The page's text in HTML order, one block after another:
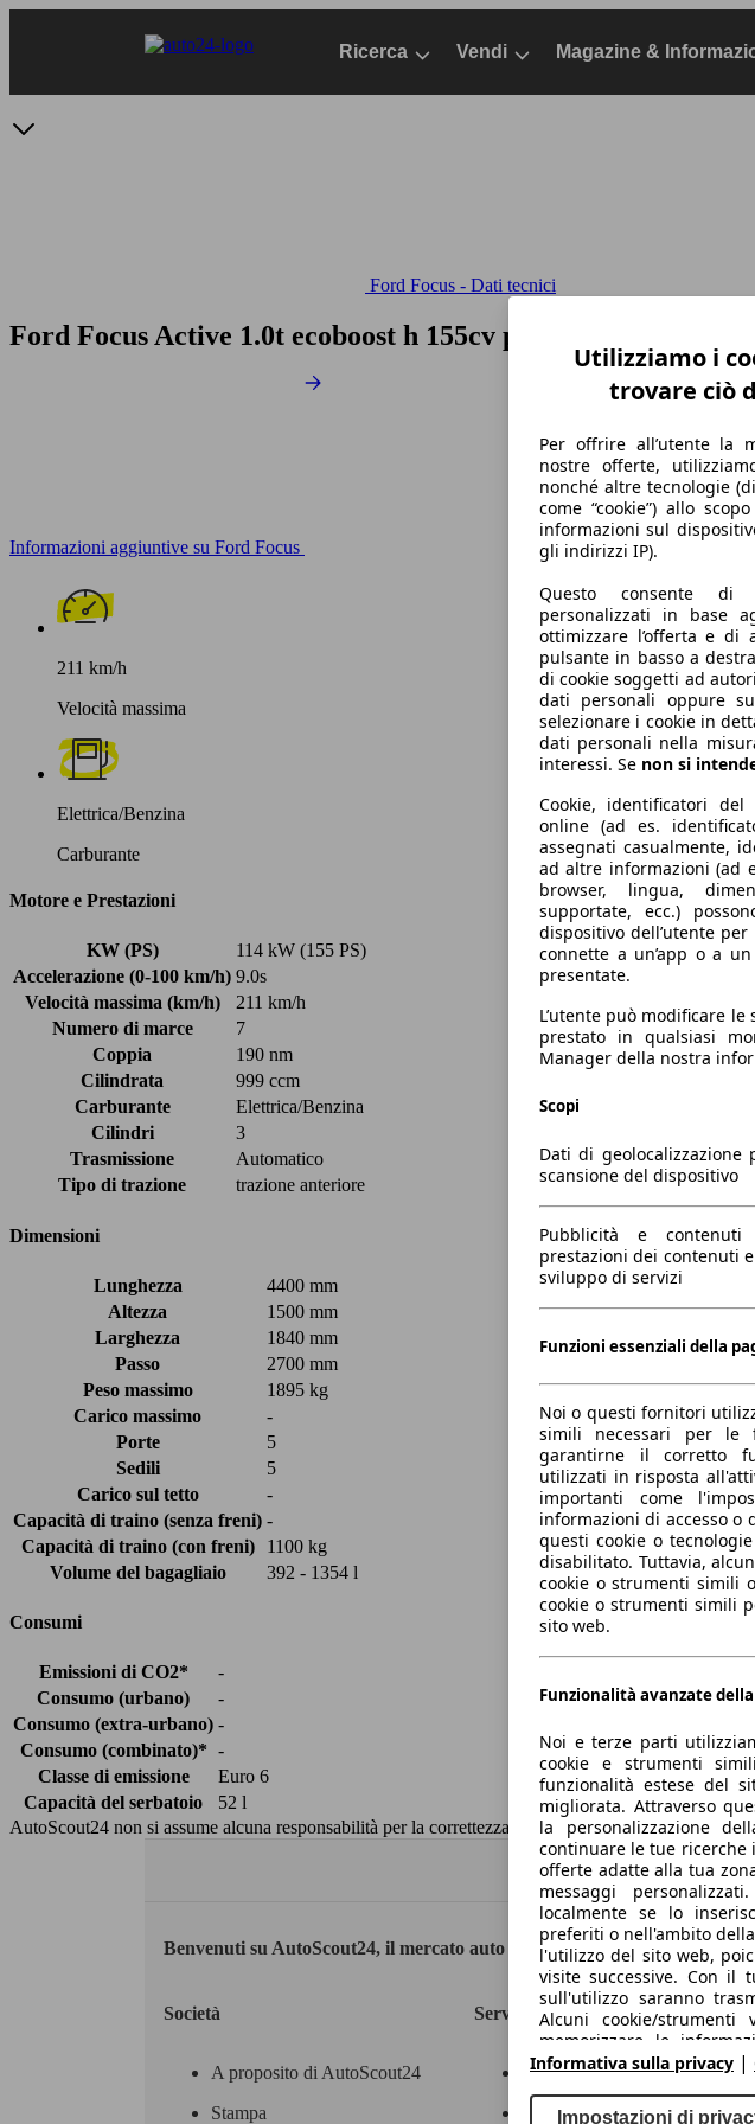
Ricerca Vendi Magazine &
Ford Focus - Dati tecnici
Ford Focus Active 1.0t ecoboost h 155cv powershift Active
Informazioni aggiuntive su Ford Focus
211 km/h
Velocità massima
Elettrica/Benzina
Carburante
Motore e Prestazioni
KW (PS)
114 kW (155 PS)
Accelerazione (0-100 km/h) 9.0s
Velocità massima (km/h)
211 km/h
Numero di marce
7
Coppia
190 nm
Cilindrata
999 ccm
Carburante
Elettrica/Benzina
Cilindri
3
Trasmissione
Automatico
Tipo di trazione
trazione anteriore
Dimensioni
Lunghezza
4400 mm
Altezza
1500 mm
Larghezza
1840 mm
Passo
2700 mm
Peso massimo
1895 kg
Carico massimo
-
Porte
5
Sedili
5
Carico sul tetto
-
Capacità di traino (senza freni) -
Capacità di traino (con freni)
1100 kg
Volume del bagagliaio
392 - 1354 l
Consumi
Emissioni di CO2*
-
Consumo (urbano)
-
Consumo (extra-urbano) -
Consumo (combinato)* -
Classe di emissione
Euro 6
Capacità del serbatoio
52 l
AutoScout24 non si assume alcuna responsabilità per la correttezza dei dati.
Benvenuti su AutoScout24, il mercato auto europeo.
Società
A proposito di AutoScout24
Stampa
Servizi
Contatti
Marche e modelli
Utilizziamo i
trovare ciò
Per offrire all’utente la
nostre offerte,
nonché altre tecnologie
come “cookie”) allo
informazioni sul
gli indirizzi IP).
Questo consente di
personalizzati in base
ottimizzare l’offerta e di
pulsante in basso a
di cookie soggetti ad
dati personali oppure
selezionare i cookie in
dati personali nella
interessi. Se non si
Cookie, identificatori
online (ad es.
assegnati casualmente,
ad altre informazioni (ad
browser, lingua,
supportate, ecc.)
dispositivo dell’utente
connette a un’app o a
presentate.
L’utente può modificare
prestato in qualsiasi
Manager della nostra
Scopi
Dati di geolocalizzazione
scansione del dispositivo
Pubblicità e contenuti
prestazioni dei contenuti
sviluppo di servizi
Funzioni essenziali della
Noi o questi fornitori
simili necessari per le
garantirne il corretto
utilizzati in risposta
importanti come
informazioni di accesso o
questi cookie o
disabilitato. Tuttavia,
cookie o strumenti simili
cookie o strumenti simili
sito web.
Funzionalità avanzate
Noi e terze parti
cookie e strumenti
funzionalità estese del
migliorata. Attraverso
la personalizzazione
continuare le tue ricerche
offerte adatte alla tua
messaggi
localmente se lo
preferiti o nell'ambito
l'utilizzo del sito web,
visite successive. Con il
sull'utilizzo saranno
Alcuni cookie/
memorizzare le
finanziamento per 30
finanziamento. Senza
Informativa sulla privacy |
Impostazioni di